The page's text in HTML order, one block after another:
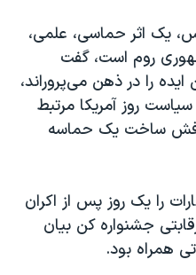
یک اثر حماسی، علمی،
روم است، گفت
را در ذهن می‌پروراند،
روز آمریکا مرتبط
ساخت یک حماسه
را یک روز پس از اکران
جشنواره کن بیان
همراه بود.